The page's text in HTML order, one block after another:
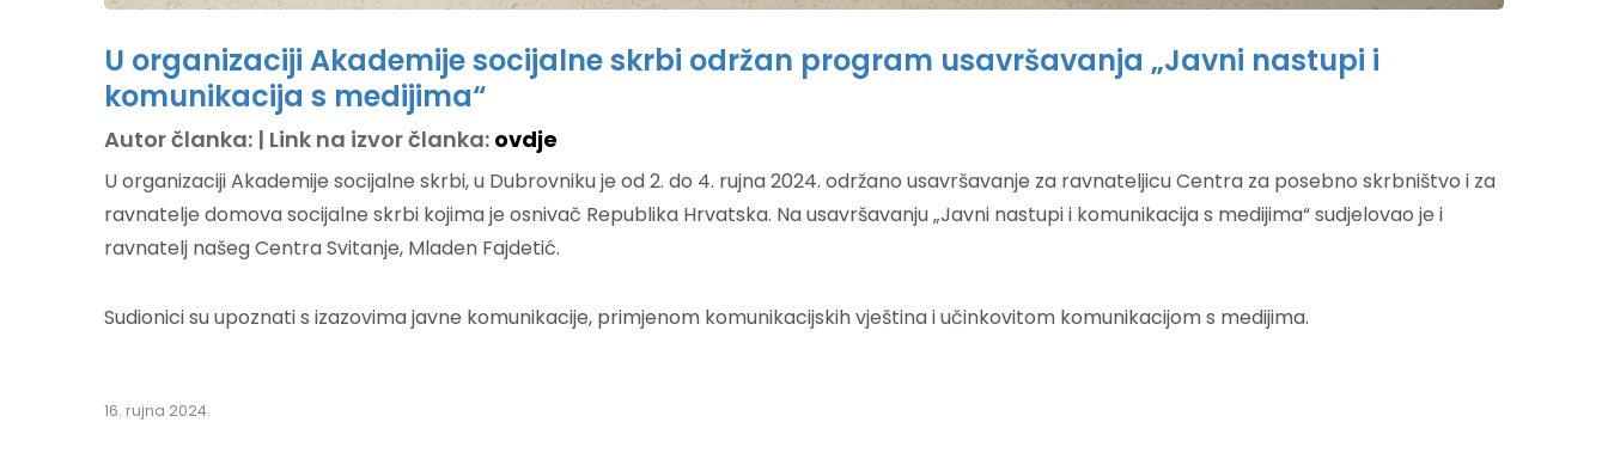
U organizaciji Akademije socijalne skrbi održan program usavršavanja „Javni nastupi i
komunikacija s medijima“
Autor članka: | Link na izvor članka: ovdje
U organizaciji Akademije socijalne skrbi, u Dubrovniku je od 2. do 4. rujna 2024. održano usavršavanje za ravnateljicu Centra za posebno skrbništvo i za
ravnatelje domova socijalne skrbi kojima je osnivač Republika Hrvatska. Na usavršavanju „Javni nastupi i komunikacija s medijima“ sudjelovao je i
ravnatelj našeg Centra Svitanje, Mladen Fajdetić.
Sudionici su upoznati s izazovima javne komunikacije, primjenom komunikacijskih vještina i učinkovitom komunikacijom s medijima.
16. rujna 2024.